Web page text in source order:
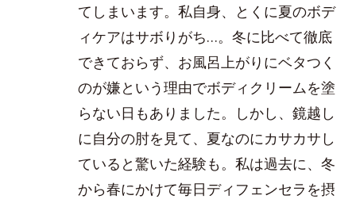
てしまいます。私自身、とくに夏のボデ
ィケアはサボりがち…。冬に比べて徹底
できておらず、お風呂上がりにベタつく
のが嫌という理由でボディクリームを塗
らない日もありました。しかし、鏡越し
に自分の肘を見て、夏なのにカサカサし
ていると驚いた経験も。私は過去に、冬
から春にかけて毎日ディフェンセラを摂